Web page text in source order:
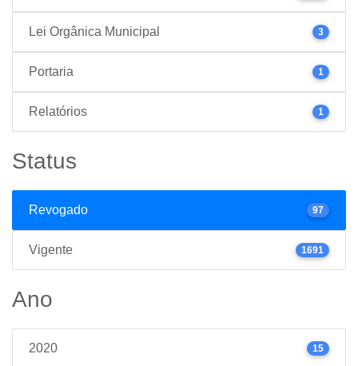
Lei Orgânica Municipal 3
Portaria 1
Relatórios 1
Status
Revogado 97
Vigente 1691
Ano
2020 15